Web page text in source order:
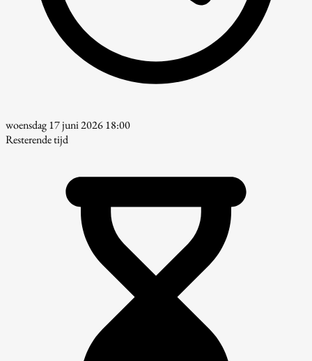
woensdag 17 juni 2026 18:00
Resterende tijd